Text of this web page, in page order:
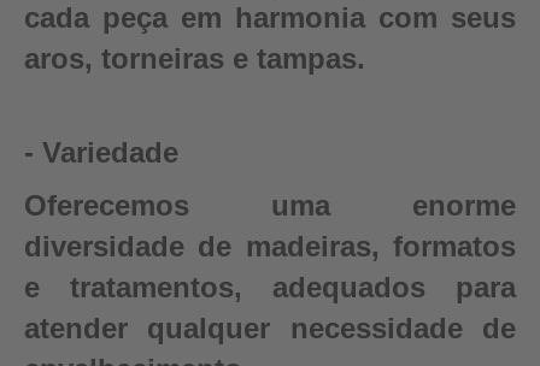
cada peça em harmonia com seus
aros, torneiras e tampas.
- Variedade
Oferecemos uma enorme
diversidade de madeiras, formatos
e tratamentos, adequados para
atender qualquer necessidade de